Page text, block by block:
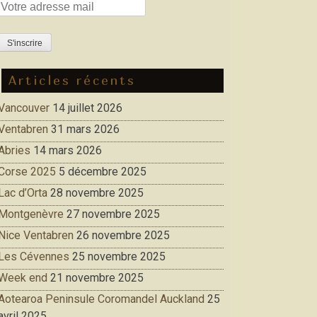
Articles récents
14 juillet 2026
31 mars 2026
14 mars 2026
2025 5 décembre 2025
Lac d’Orta 28 novembre 2025
Montgenèvre 27 novembre 2025
Nice Ventabren 26 novembre 2025
Les Cévennes 25 novembre 2025
end 21 novembre 2025
Peninsule Coromandel Auckland 25